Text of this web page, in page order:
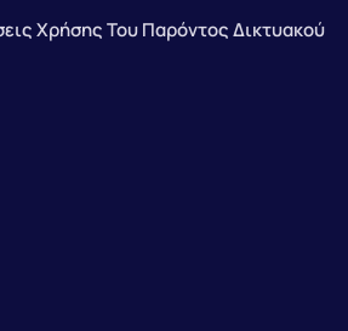
Χρήσης Του Παρόντος Δικτυακού